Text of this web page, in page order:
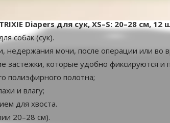
Diapers для сук, XS–S: 20–28 см, 12
собак (сук).
недержания мочи, после операции или во
которые удобно фиксируются и
полиэфирного полотна;
и влагу;
для ​​хвоста.
20–28 см).